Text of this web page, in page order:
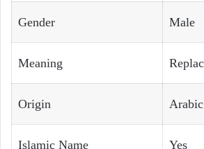
Gender Male
Meaning
Origin Arabic
Islamic Name Yes